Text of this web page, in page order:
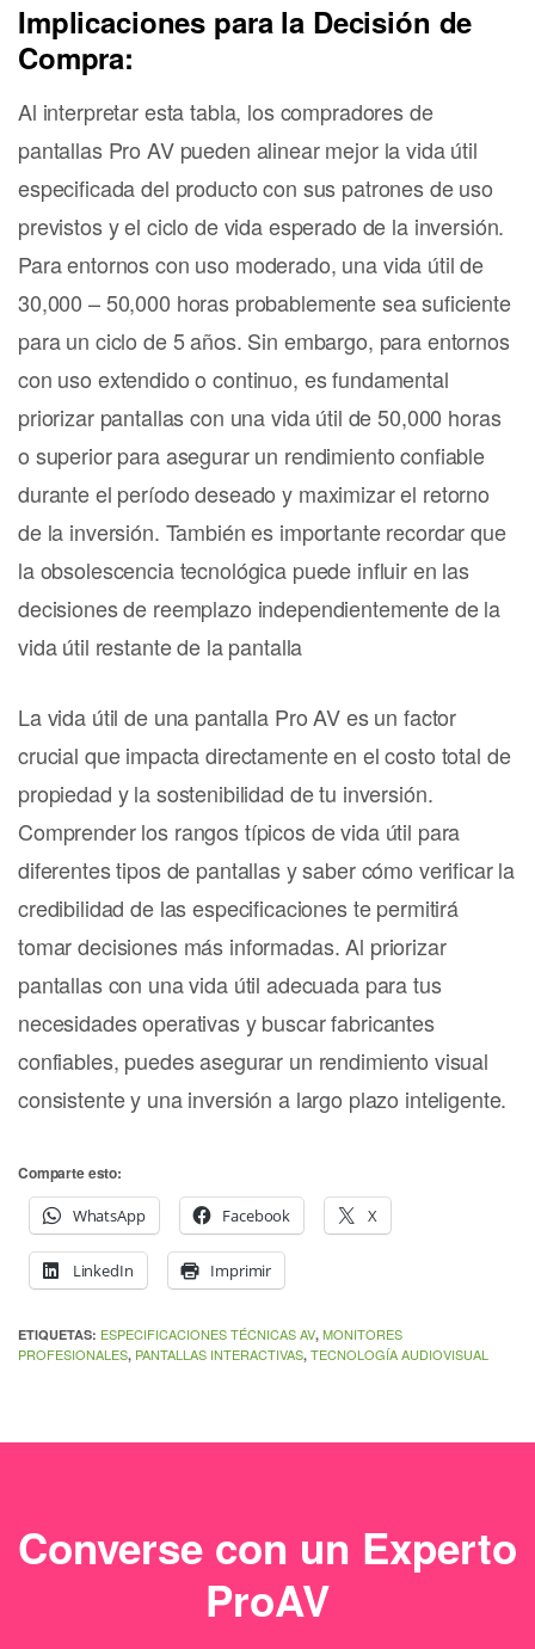
Implicaciones para la Decisión de
Compra:
Al interpretar esta tabla, los compradores de
pantallas Pro AV pueden alinear mejor la vida útil
especificada del producto con sus patrones de uso
previstos y el ciclo de vida esperado de la inversión.
Para entornos con uso moderado, una vida útil de
30,000 – 50,000 horas probablemente sea suficiente
para un ciclo de 5 años. Sin embargo, para entornos
con uso extendido o continuo, es fundamental
priorizar pantallas con una vida útil de 50,000 horas
o superior para asegurar un rendimiento confiable
durante el período deseado y maximizar el retorno
de la inversión. También es importante recordar que
la obsolescencia tecnológica puede influir en las
decisiones de reemplazo independientemente de la
vida útil restante de la pantalla
La vida útil de una pantalla Pro AV es un factor
crucial que impacta directamente en el costo total de
propiedad y la sostenibilidad de tu inversión.
Comprender los rangos típicos de vida útil para
diferentes tipos de pantallas y saber cómo verificar la
credibilidad de las especificaciones te permitirá
tomar decisiones más informadas. Al priorizar
pantallas con una vida útil adecuada para tus
necesidades operativas y buscar fabricantes
confiables, puedes asegurar un rendimiento visual
consistente y una inversión a largo plazo inteligente.
Comparte esto:
WhatsApp
Facebook X
LinkedIn Imprimir
ETIQUETAS: ESPECIFICACIONES TÉCNICAS AV, MONITORES
PROFESIONALES, PANTALLAS INTERACTIVAS, TECNOLOGÍA AUDIOVISUAL
Converse con un Experto
ProAV